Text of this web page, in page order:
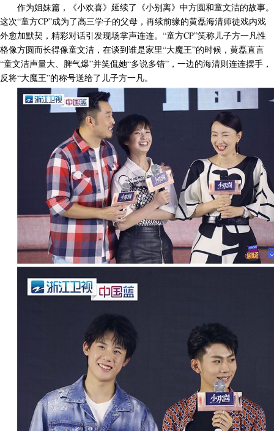
作为姐妹篇，《小欢喜》延续了《小别离》中方圆和童文洁的故事。
这次“童方CP”成为了高三学子的父母，再续前缘的黄磊海清师徒戏内戏
外愈加默契，精彩对话引发现场掌声连连。“童方CP”笑称儿子方一凡性
格像方圆而长得像童文洁，在谈到谁是家里“大魔王”的时候，黄磊直言
“童文洁声量大、脾气爆”并笑侃她“多说多错”，一边的海清则连连摆手，
反将“大魔王”的称号送给了儿子方一凡。